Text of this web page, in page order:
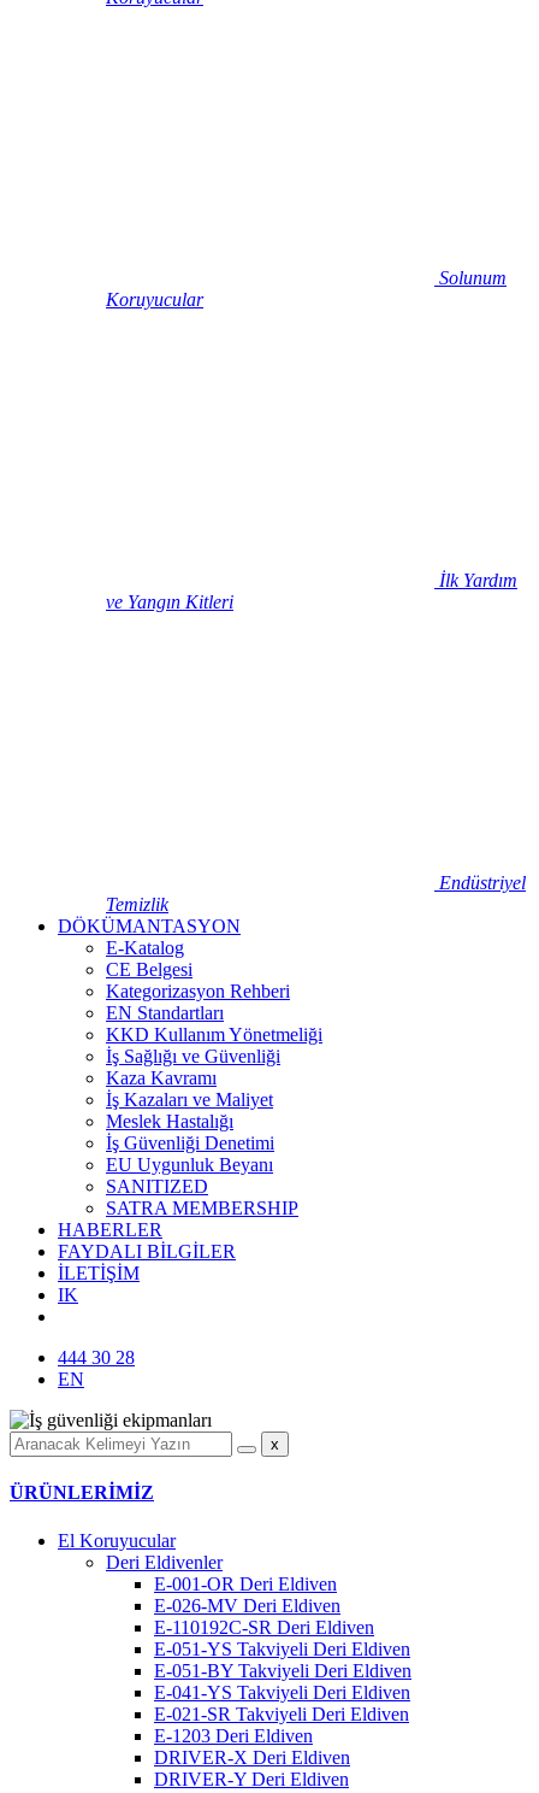
Solunum
Koruyucular
İlk Yardım
ve Yangın Kitleri
Endüstriyel
Temizlik
DÖKÜMANTASYON
E-Katalog
CE Belgesi
Kategorizasyon Rehberi
EN Standartları
KKD Kullanım Yönetmeliği
İş Sağlığı ve Güvenliği
Kaza Kavramı
İş Kazaları ve Maliyet
Meslek Hastalığı
İş Güvenliği Denetimi
EU Uygunluk Beyanı
SANITIZED
SATRA MEMBERSHIP
HABERLER
FAYDALI BİLGİLER
İLETİŞİM
IK
444 30 28
EN
x
ÜRÜNLERİMİZ
El Koruyucular
Deri Eldivenler
E-001-OR Deri Eldiven
E-026-MV Deri Eldiven
E-110192C-SR Deri Eldiven
E-051-YS Takviyeli Deri Eldiven
E-051-BY Takviyeli Deri Eldiven
E-041-YS Takviyeli Deri Eldiven
E-021-SR Takviyeli Deri Eldiven
E-1203 Deri Eldiven
DRIVER-X Deri Eldiven
DRIVER-Y Deri Eldiven